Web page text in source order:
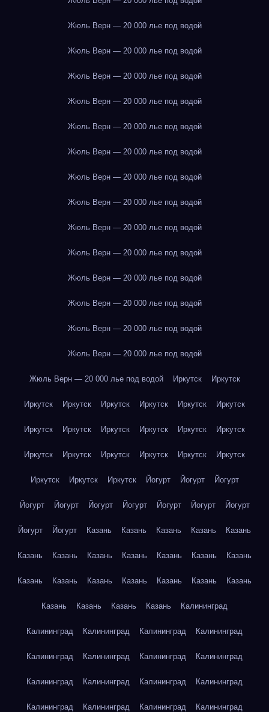
Жюль Верн — 20 000 лье под водой
Жюль Верн — 20 000 лье под водой
Жюль Верн — 20 000 лье под водой
Жюль Верн — 20 000 лье под водой
Жюль Верн — 20 000 лье под водой
Жюль Верн — 20 000 лье под водой
Жюль Верн — 20 000 лье под водой
Жюль Верн — 20 000 лье под водой
Жюль Верн — 20 000 лье под водой
Жюль Верн — 20 000 лье под водой
Жюль Верн — 20 000 лье под водой
Жюль Верн — 20 000 лье под водой
Жюль Верн — 20 000 лье под водой
Жюль Верн — 20 000 лье под водой
Жюль Верн — 20 000 лье под водой Иркутск Иркутск
Иркутск Иркутск Иркутск Иркутск Иркутск Иркутск
Иркутск Иркутск Иркутск Иркутск Иркутск Иркутск
Иркутск Иркутск Иркутск Иркутск Иркутск Иркутск
Иркутск Иркутск Иркутск Йогурт Йогурт Йогурт
Йогурт Йогурт Йогурт Йогурт Йогурт Йогурт Йогурт
Йогурт Йогурт Казань Казань Казань Казань Казань
Казань Казань Казань Казань Казань Казань Казань
Казань Казань Казань Казань Казань Казань Казань
Казань Казань Казань Казань Калининград
Калининград Калининград Калининград Калининград
Калининград Калининград Калининград Калининград
Калининград Калининград Калининград Калининград
Калининград Калининград Калининград Калининград